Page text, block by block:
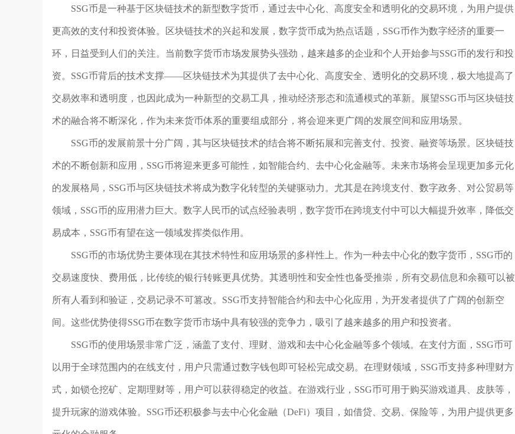
SSG币是一种基于区块链技术的新型数字货币，通过去中心化、高度安全和透明化的交易环境，为用户提供
更高效的支付和投资体验。区块链技术的兴起和发展，数字货币成为热点话题，SSG币作为数字经济的重要一
环，日益受到人们的关注。当前数字货币市场发展势头强劲，越来越多的企业和个人开始参与SSG币的发行和投
资。SSG币背后的技术支撑——区块链技术为其提供了去中心化、高度安全、透明化的交易环境，极大地提高了
交易效率和透明度，也因此成为一种新型的交易工具，推动经济形态和流通模式的革新。展望SSG币与区块链技
术的融合将不断深化，作为未来货币体系的重要组成部分，将会迎来更广阔的发展空间和应用场景。
SSG币的发展前景十分广阔，其与区块链技术的结合将不断拓展和完善支付、投资、融资等场景。区块链技
术的不断创新和应用，SSG币将迎来更多可能性，如智能合约、去中心化金融等。未来市场将会呈现更加多元化
的发展格局，SSG币与区块链技术将成为数字化转型的关键驱动力。尤其是在跨境支付、数字政务、对公贸易等
领域，SSG币的应用潜力巨大。数字人民币的试点经验表明，数字货币在跨境支付中可以大幅提升效率，降低交
易成本，SSG币有望在这一领域发挥类似作用。
SSG币的市场优势主要体现在其技术特性和应用场景的多样性上。作为一种去中心化的数字货币，SSG币的
交易速度快、费用低，比传统的银行转账更具优势。其透明性和安全性也备受推崇，所有交易信息和余额可以被
所有人看到和验证，交易记录不可篡改。SSG币支持智能合约和去中心化应用，为开发者提供了广阔的创新空
间。这些优势使得SSG币在数字货币市场中具有较强的竞争力，吸引了越来越多的用户和投资者。
SSG币的使用场景非常广泛，涵盖了支付、理财、游戏和去中心化金融等多个领域。在支付方面，SSG币可
以用于全球范围内的在线支付，用户只需通过数字钱包即可轻松完成交易。在理财领域，SSG币支持多种理财方
式，如锁仓挖矿、定期理财等，用户可以获得稳定的收益。在游戏行业，SSG币可用于购买游戏道具、皮肤等，
提升玩家的游戏体验。SSG币还积极参与去中心化金融（DeFi）项目，如借贷、交易、保险等，为用户提供更多